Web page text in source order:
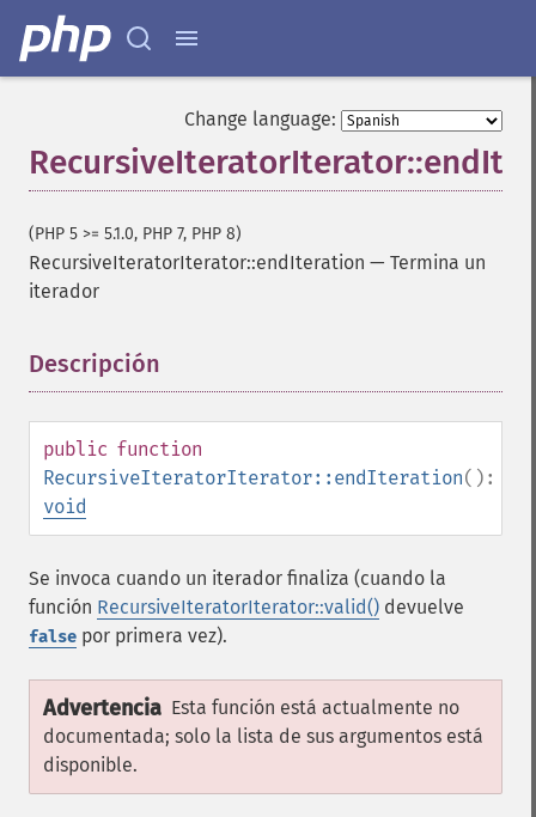
Change language:
(PHP 5 >= 5.1.0, PHP 7, PHP 8)
RecursiveIteratorIterator::endIteration — Termina un
iterador
Descripción
public function
RecursiveIteratorIterator::endIteration():
void
Se invoca cuando un iterador finaliza (cuando la
función RecursiveIteratorIterator::valid() devuelve
false por primera vez).
Advertencia Esta función está actualmente no
documentada; solo la lista de sus argumentos está
disponible.